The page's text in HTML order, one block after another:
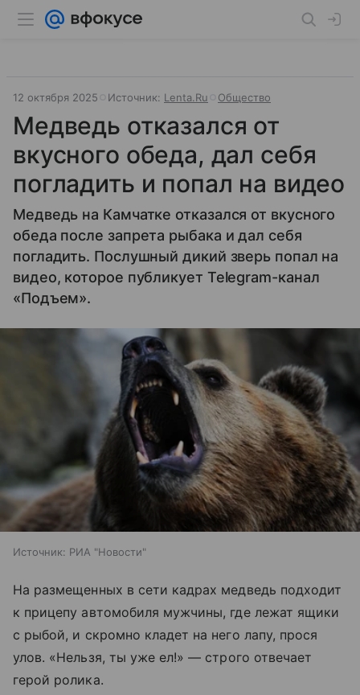
12 октября 2025 Источник: Lenta.Ru Общество
Медведь отказался от
вкусного обеда, дал себя
погладить и попал на видео
Медведь на Камчатке отказался от вкусного
обеда после запрета рыбака и дал себя
погладить. Послушный дикий зверь попал на
видео, которое публикует Telegram-канал
«Подъем».
Источник: РИА "Новости"
На размещенных в сети кадрах медведь подходит
к прицепу автомобиля мужчины, где лежат ящики
с рыбой, и скромно кладет на него лапу, прося
улов. «Нельзя, ты уже ел!» — строго отвечает
герой ролика.